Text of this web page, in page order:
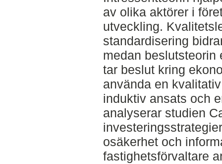
av olika aktörer i
utveckling.
standardisering
medan beslutsteorin
tar beslut kring
använda en
induktiv ansats och
analyserar studien
osäkerhet och
fastighetsförvaltare